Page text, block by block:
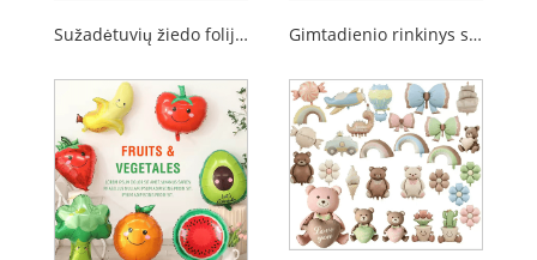
Sužadėtuvių žiedo folijos balionas Gimtadienio rinkinys su folijos balionu